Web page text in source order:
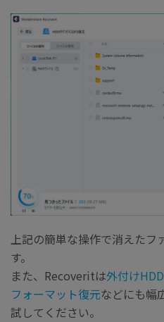
上記の簡単な操作で消えたフ
す。
また、Recoveritは外付け
フォーマット復元などにも幅
試してください。